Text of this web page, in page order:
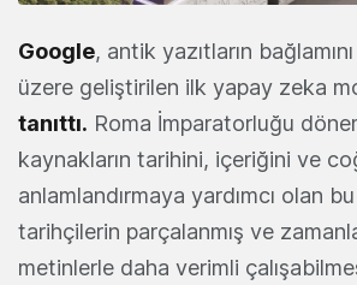
Google, antik yazıtların
üzere geliştirilen ilk yapay zeka
tanıttı. Roma İmparatorluğu
kaynakların tarihini, içeriğini ve
anlamlandırmaya yardımcı olan
tarihçilerin parçalanmış ve
metinlerle daha verimli